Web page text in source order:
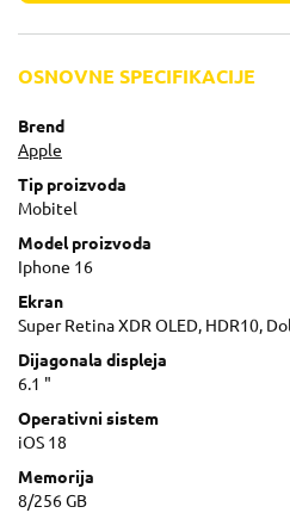
OSNOVNE SPECIFIKACIJE
Brend
Apple
Tip proizvoda
Mobitel
Model proizvoda
Iphone 16
Ekran
Super Retina XDR OLED, HDR10,
Dijagonala displeja
6.1 "
Operativni sistem
iOS 18
Memorija
8/256 GB